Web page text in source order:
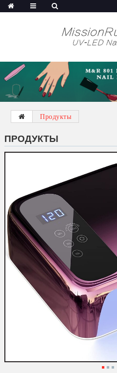
Продукты
ПРОДУКТЫ